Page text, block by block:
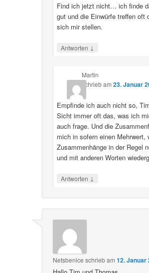
Find ich jetzt nicht… ich finde
gut und die Einwürfe treffen oft
sich mir stellen.
Antworten ↓
Martin
schriebam 23. Januar
Empfinde ich auch nicht so,
Sicht immer oft das, was ich
auch frage. Und die
mich in sofern einen Mehrwert,
Zusammenhänge in der Regel
und mit anderen Worten
Antworten ↓
Netsbenice schriebam12. Januar